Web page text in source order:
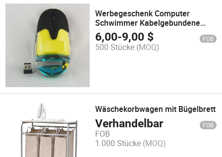
Werbegeschenk Computer
Schwimmer Kabelgebundene
Flüssigkeitsmaus
6,00-9,00 $ FOB
500 Stücke (MOQ)
Wäschekorbwagen mit Bügelbrett
Verhandelbar FOB
FOB
1.000 Stücke (MOQ)